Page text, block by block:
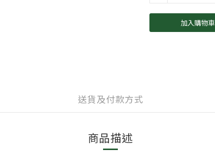
加入購物車
送貨及付款方式
商品描述